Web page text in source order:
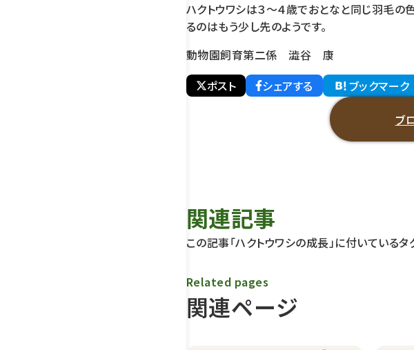
ハクトウワシは３～４歳でおとなと同じ羽毛の
るのはもう少し先のようです。
動物園飼育第二係 澁谷 康
ポスト
シェアする ブックマーク
ブ
関連記事
この記事「ハクトウワシの成長」に付いているタ
関連ページ
Related pages